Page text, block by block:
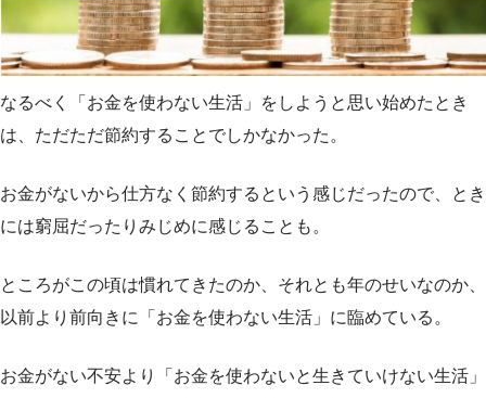
なるべく「お金を使わない生活」をしようと思い始めたとき
は、ただただ節約することでしかなかった。
お金がないから仕方なく節約するという感じだったので、とき
には窮屈だったりみじめに感じることも。
ところがこの頃は慣れてきたのか、それとも年のせいなのか、
以前より前向きに「お金を使わない生活」に臨めている。
お金がない不安より「お金を使わないと生きていけない生活」